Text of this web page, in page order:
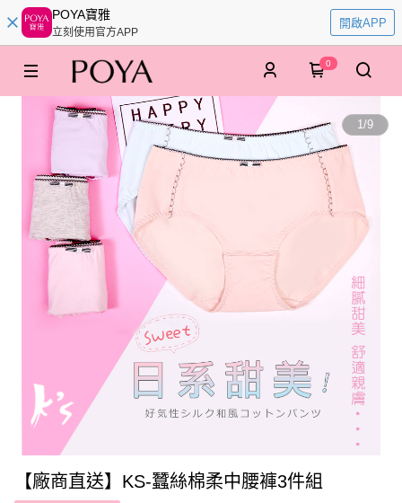
POYA寶雅
立刻使用官方APP
開啟APP
0
1/9
【廠商直送】KS-蠶絲棉柔中腰褲3件組